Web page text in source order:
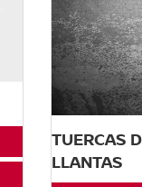
TUERCAS
LLANTAS